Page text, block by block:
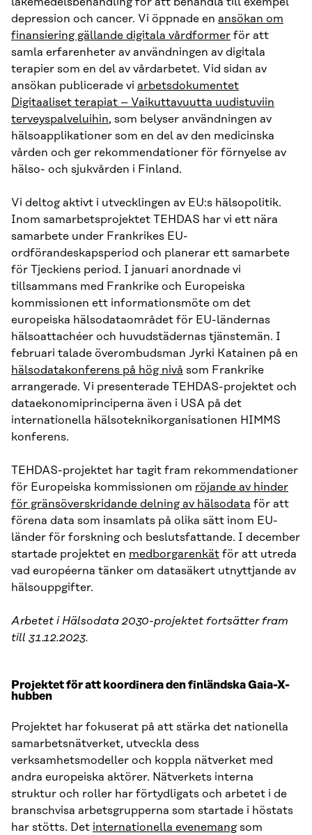
depression och cancer. Vi öppnade en ansökan om
finansiering gällande digitala vårdformer för att
samla erfarenheter av användningen av digitala
terapier som en del av vårdarbetet. Vid sidan av
ansökan publicerade vi arbetsdokumentet
Digitaaliset terapiat – Vaikuttavuutta uudistuviin
terveyspalveluihin, som belyser användningen av
hälsoapplikationer som en del av den medicinska
vården och ger rekommendationer för förnyelse av
hälso- och sjukvården i Finland.
Vi deltog aktivt i utvecklingen av EU:s hälsopolitik.
Inom samarbetsprojektet TEHDAS har vi ett nära
samarbete under Frankrikes EU-
ordförandeskapsperiod och planerar ett samarbete
för Tjeckiens period. I januari anordnade vi
tillsammans med Frankrike och Europeiska
kommissionen ett informationsmöte om det
europeiska hälsodataområdet för EU-ländernas
hälsoattachéer och huvudstädernas tjänstemän. I
februari talade överombudsman Jyrki Katainen på en
hälsodatakonferens på hög nivå som Frankrike
arrangerade. Vi presenterade TEHDAS-projektet och
dataekonomiprinciperna även i USA på det
internationella hälsoteknikorganisationen HIMMS
konferens.
TEHDAS-projektet har tagit fram rekommendationer
för Europeiska kommissionen om röjande av hinder
för gränsöverskridande delning av hälsodata för att
förena data som insamlats på olika sätt inom EU-
länder för forskning och beslutsfattande. I december
startade projektet en medborgarenkät för att utreda
vad européerna tänker om datasäkert utnyttjande av
hälsouppgifter.
Arbetet i Hälsodata 2030-projektet fortsätter fram
till 31.12.2023.
Projektet för att koordinera den finländska Gaia-X-
hubben
Projektet har fokuserat på att stärka det nationella
samarbetsnätverket, utveckla dess
verksamhetsmodeller och koppla nätverket med
andra europeiska aktörer. Nätverkets interna
struktur och roller har förtydligats och arbetet i de
branschvisa arbetsgrupperna som startade i höstats
har stötts. Det internationella evenemangsom